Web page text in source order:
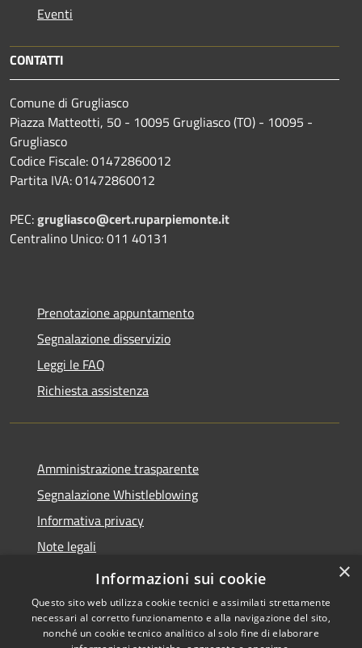
Eventi
CONTATTI
Comune di Grugliasco
Piazza Matteotti, 50 - 10095 Grugliasco (TO) - 10095 -
Grugliasco
Codice Fiscale: 01472860012
Partita IVA: 01472860012
PEC:grugliasco@cert.ruparpiemonte.it
Centralino Unico: 011 40131
Prenotazione appuntamento
Segnalazione disservizio
Leggi le FAQ
Richiesta assistenza
Amministrazione trasparente
Segnalazione Whistleblowing
Informativa privacy
Note legali
Dichiarazione di accessibilità
×
Informazioni sui cookie
Questo sito web utilizza cookie tecnici e assimilati strettamente
necessari al corretto funzionamento e alla navigazione del sito,
nonché un cookie tecnico analitico al solo fine di elaborare